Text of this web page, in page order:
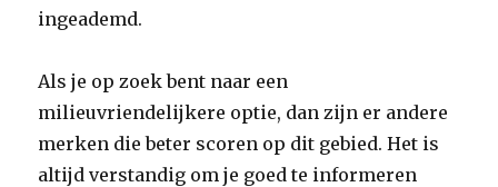
ingeademd.
Als je op zoek bent naar een
milieuvriendelijkere optie, dan zijn er andere
merken die beter scoren op dit gebied. Het is
altijd verstandig om je goed te informeren